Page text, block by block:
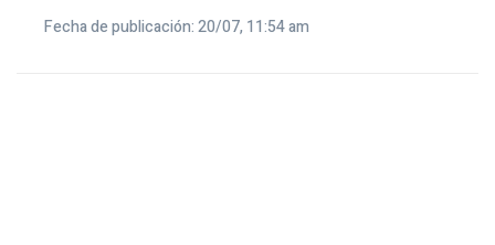
Fecha de publicación: 20/07, 11:54 am